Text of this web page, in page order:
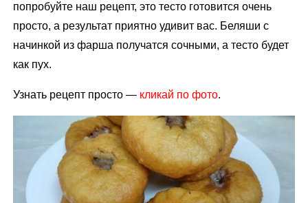
попробуйте наш рецепт, это тесто готовится очень
просто, а результат приятно удивит вас. Беляши с
начинкой из фарша получатся сочными, а тесто будет
как пух.
Узнать рецепт просто — кликай по фото.